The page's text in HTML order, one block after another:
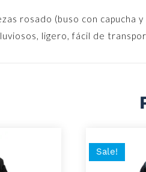
rosado (buso con
ligero, fácil de
Sale!